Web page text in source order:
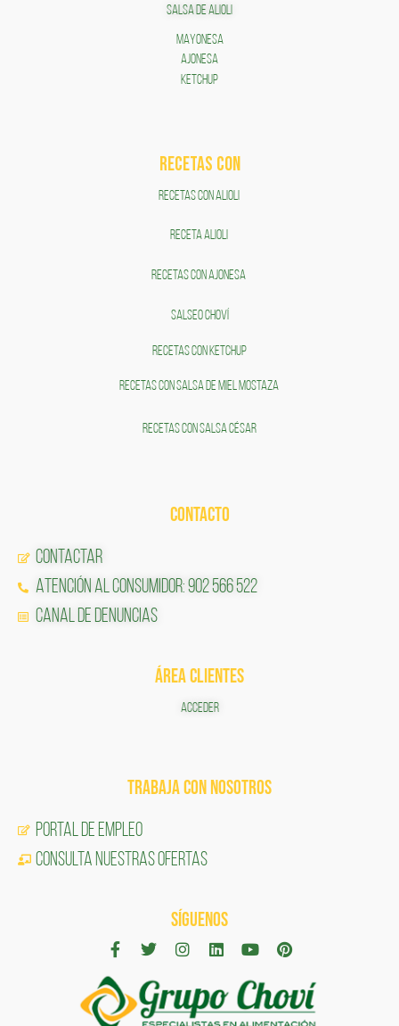
SALSA DE ALIOLI
MAYONESA
AJONESA
KETCHUP
RECETAS COn
RECETAS CON ALIOLI
RECETA ALIOLI
RECETAS CON AJONESA
SALSEO CHOVÍ
RECETAS CON KETCHUP
RECETAS CON SALSA DE MIEL MOSTAZA
RECETAS CON SALSA CÉSAR
CONTACTO
Contactar
Atención al Consumidor: 902 566 522
Canal de Denuncias
ÁREA CLIENTES
ACCEDER
TRABAJA CON NOSOTROS
Portal de Empleo
CONSULTA NUESTRAS OFERTAS
SÍGUENOS